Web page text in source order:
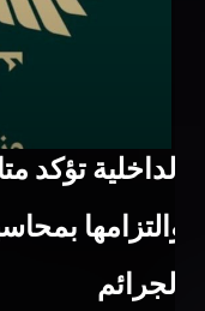
الداخلية تؤكد
والتزامها
الجرائم